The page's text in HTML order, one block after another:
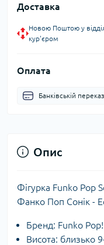
Доставка
Новою Поштою у
кур'єром
Оплата
Банківській переказ
Опис
Фігурка Funko Pop
Фанко Поп Сонік -
Бренд: Funko Pop!
Висота: близько